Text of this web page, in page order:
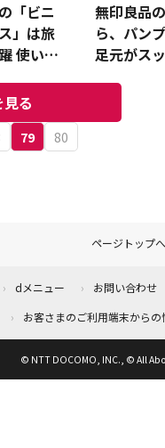
「ビニ
」は旅
使い方
無印良品
ら、パン
足元がス
る
79 80
ページトップ
dメニュー お問い合わせ
お客さまのご利用端末から
© NTT DOCOMO, INC., © All